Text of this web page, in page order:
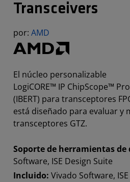
Transceivers
por: AMD
El núcleo personalizable
LogiCORE™ IP ChipScope™
(IBERT) para transceptores
está diseñado para evaluar y
transceptores GTZ.
Soporte de herramientas de
Software, ISE Design Suite
Incluido: Vivado Software,